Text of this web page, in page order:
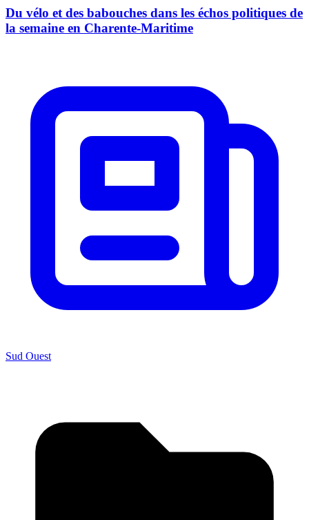
Du vélo et des babouches dans les échos politiques de
la semaine en Charente-Maritime
Sud Ouest